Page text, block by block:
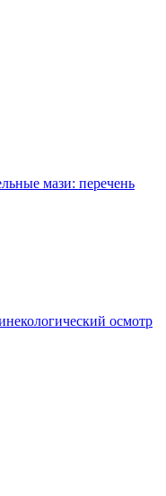
мази: перечень
осмотр